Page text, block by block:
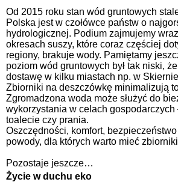
Od 2015 roku stan wód gruntowych
Polska jest w czołówce państw o
hydrologicznej. Podium zajmujemy
okresach suszy, które coraz częściej
regiony, brakuje wody. Pamiętamy
poziom wód gruntowych był tak niski,
dostawę w kilku miastach np. w
Zbiorniki na deszczówkę minimalizują
Zgromadzona woda może służyć do
wykorzystania w celach
toalecie czy prania.
Oszczędności, komfort,
powody, dla których warto mieć
Pozostaje jeszcze…
Życie w duchu eko